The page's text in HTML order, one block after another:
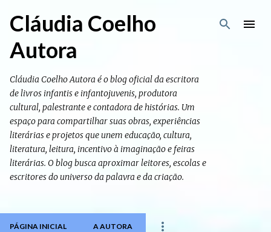
Pular para o conteúdo principal
Cláudia Coelho
Autora
Cláudia Coelho Autora é o blog oficial da escritora
de livros infantis e infantojuvenis, produtora
cultural, palestrante e contadora de histórias. Um
espaço para compartilhar suas obras, experiências
literárias e projetos que unem educação, cultura,
literatura, leitura, incentivo à imaginação e feiras
literárias. O blog busca aproximar leitores, escolas e
escritores do universo da palavra e da criação.
PÁGINA INICIAL A AUTORA